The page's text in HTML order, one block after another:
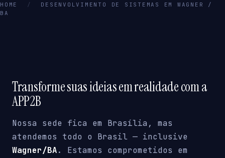
HOME /
DESENVOLVIMENTO DE SISTEMAS EM WAGNER /
BA
Transforme suas ideias em realidade com a
APP2B
Nossa sede fica em Brasília, mas
atendemos todo o Brasil — inclusive
Wagner/BA. Estamos comprometidos em